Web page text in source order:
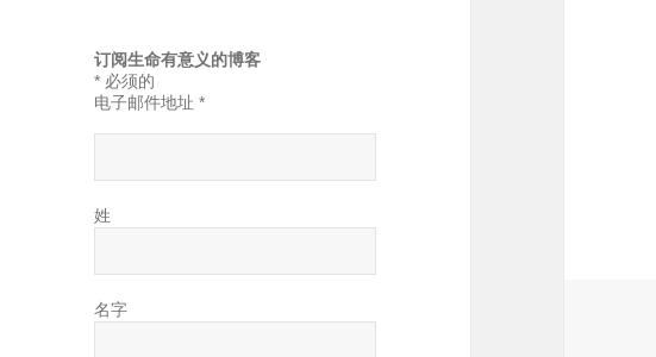
订阅生命有意义的博客
* 必须的
电子邮件地址*
姓
名字